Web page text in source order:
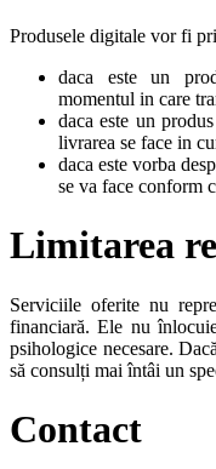
Produsele digitale vor fi
daca este un
momentul in care
daca este un
livrarea se face in
daca este vorba
se va face conform
Limitarea
Serviciile oferite nu
financiară. Ele nu
psihologice necesare.
să consulți mai întâi un
Contact